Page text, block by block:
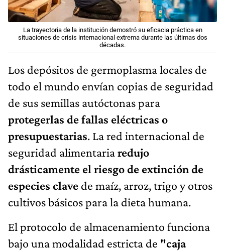
La trayectoria de la institución demostró su eficacia práctica en
situaciones de crisis internacional extrema durante las últimas dos
décadas.
Los depósitos de germoplasma locales de
todo el mundo envían copias de seguridad
de sus semillas autóctonas para
protegerlas de fallas eléctricas o
presupuestarias. La red internacional de
seguridad alimentariaredujo
drásticamente el riesgo de extinción de
especies clave de maíz, arroz, trigo y otros
cultivos básicos para la dieta humana.
El protocolo de almacenamiento funciona
bajo una modalidad estricta de "caja